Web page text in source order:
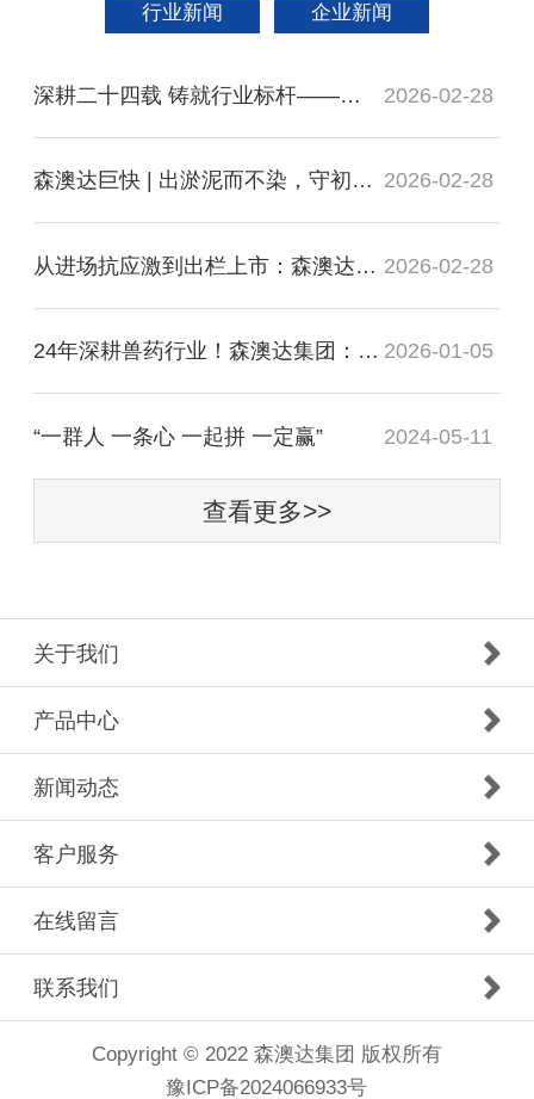
行业新闻 企业新闻
深耕二十四载 铸就行业标杆——森澳达集团：五次GMP过检+六大硬核标准，猪药领域合规标杆！ 2026-02-28
森澳达巨快 | 出淤泥而不染，守初心而致远 2026-02-28
从进场抗应激到出栏上市：森澳达合同猪全周期成活率提升方案 2026-02-28
24年深耕兽药行业！森澳达集团：以科技守护畜牧业，以诚信铸就标杆 2026-01-05
“一群人 一条心 一起拼 一定赢” 2024-05-11
查看更多>>
关于我们
产品中心
新闻动态
客户服务
在线留言
联系我们
Copyright © 2022 森澳达集团 版权所有
豫ICP备2024066933号